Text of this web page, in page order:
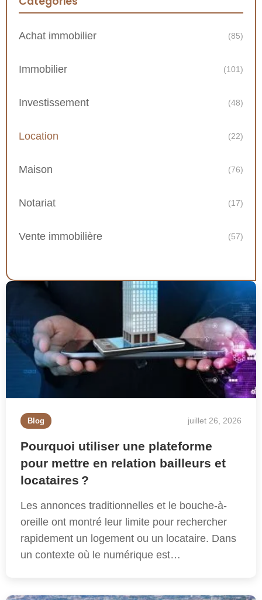
Achat immobilier (85)
Immobilier (101)
Investissement (48)
Location (22)
Maison (76)
Notariat (17)
Vente immobilière (57)
Blog juillet 26, 2026
Pourquoi utiliser une plateforme
pour mettre en relation bailleurs et
locataires ?
Les annonces traditionnelles et le bouche-à-
oreille ont montré leur limite pour rechercher
rapidement un logement ou un locataire. Dans
un contexte où le numérique est…